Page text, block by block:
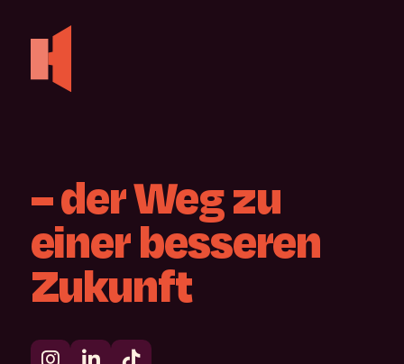
–derWegzu
einerbesseren
Zukunft